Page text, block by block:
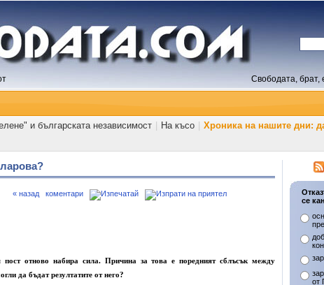
Свободата,
и българската независимост На късо Хроника на нашите дни:
« назад коментари
пост отново набира сила. Причина за това е поредният сблъсък между
да бъдат резултатите от него?
се
от